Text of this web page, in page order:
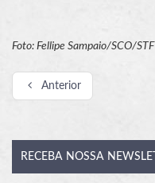
Foto: Fellipe Sampaio/SCO/STF
Anterior
RECEBA NOSSA